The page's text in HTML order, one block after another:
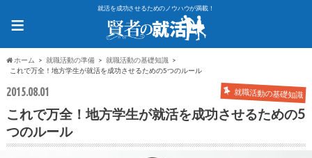
就活を成功させるためのノウハウが満載！
≡
ホーム 就職活動の準備
就職活動の基礎知識
これで万全！地方学生が就活を成功させるための5つのルール
2015.08.01 就職活動の基礎知識
これで万全！地方学生が就活を成功させるための5
つのルール